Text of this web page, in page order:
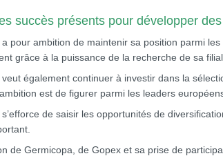
succès présents pour développer
pour ambition de maintenir sa position parmi
grâce à la puissance de la recherche de sa
également continuer à investir dans la
est de figurer parmi les leaders
de saisir les opportunités de
de Germicopa, de Gopex et sa prise de